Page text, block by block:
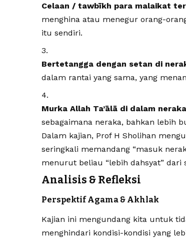
Celaan / tawbīkh para malaikat
menghina atau menegur orang-
itu sendiri.
Bertetangga dengan setan di
dalam rantai yang sama, yang
Murka Allah Ta’ālā di dalam neraka
sebagaimana neraka, bahkan lebih
Dalam kajian, Prof H Sholihan
seringkali memandang “masuk
menurut beliau “lebih dahsyat” dari
Analisis & Refleksi
Perspektif Agama & Akhlak
Kajian ini mengundang kita untuk
menghindari kondisi-kondisi yang